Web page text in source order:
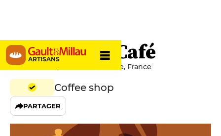
ARTISANS
L’Amusette Café
26 Rue Thiers, 17000 La Rochelle, France
Coffee shop
PARTAGER